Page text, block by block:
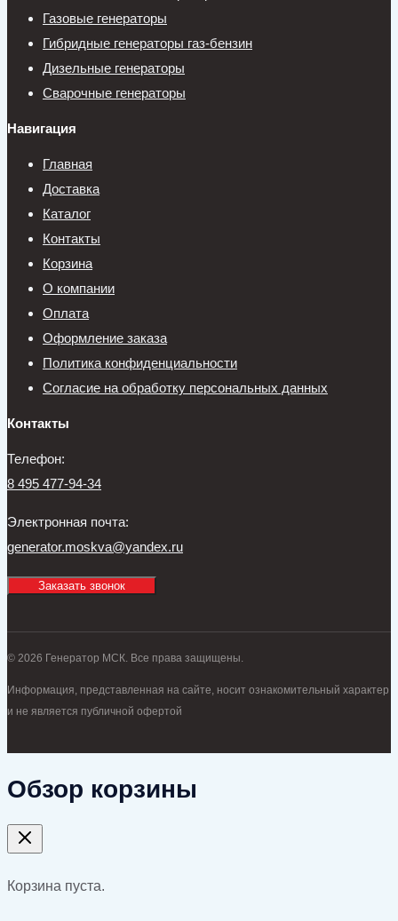
Газовые генераторы
Гибридные генераторы газ-бензин
Дизельные генераторы
Сварочные генераторы
Навигация
Главная
Доставка
Каталог
Контакты
Корзина
О компании
Оплата
Оформление заказа
Политика конфиденциальности
Согласие на обработку персональных данных
Контакты
Телефон:
8 495 477-94-34
Электронная почта:
generator.moskva@yandex.ru
Заказать звонок
© 2026 Генератор МСК. Все права защищены.
Информация, представленная на сайте, носит ознакомительный характер
и не является публичной офертой
Обзор корзины
Корзина пуста.